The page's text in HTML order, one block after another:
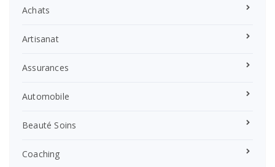
Achats
Artisanat
Assurances
Automobile
Beauté Soins
Coaching